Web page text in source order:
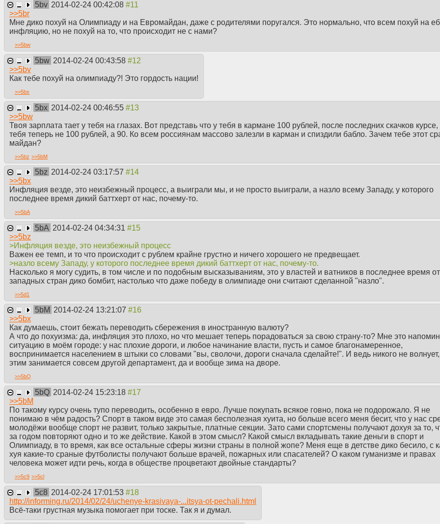
5bv 2014-02-24 00:42:08
>>5br
Мне дико похуй на Олимпиаду и на Евромайдан, даже с родителями поругался. Это нормально, что всем похуй на
инфляцию, но не похуй на то, что происходит не с нами?
>>5bw
5bw 2014-02-24 00:43:58
>>5bv
Как тебе похуй на олимпиаду?! Это гордость нации!
>>5bx
5bx 2014-02-24 00:46:55
>>5bw
Твоя зарплата тает у тебя на глазах. Вот представь что у тебя в кармане 100 рублей, после последних скачков курсе,
тебя теперь не 100 рублей, а 90. Ко всем россиянам массово залезли в карман и спиздили бабло. Зачем тебе этот
майдан?
>>5bz >>5bM
5bz 2014-02-24 03:17:57
>>5bx
Инфляция везде, это неизбежный процесс, а выиграли мы, и не просто выиграли, а назло всему Западу, у которого
последнее время дикий баттхерт от нас, почему-то.
>>5bA
5bA 2014-02-24 04:34:31
>>5bz
>Инфляция везде, это неизбежный процесс
Важен ее темп, и то что происходит с рублем крайне грустно и ничего хорошего не предвещает.
>назло всему Западу, у которого последнее время дикий баттхерт от нас, почему-то.
Насколько я могу судить, в том числе и по подобным высказываниям, это у властей и ватников в последнее время от
западных стран дико бомбит, настолько что даже победу в олимпиаде они считают сделанной "назло".
>>5d1
5bM 2014-02-24 13:21:07
>>5bx
Как думаешь, стоит бежать переводить сбережения в иностранную валюту?
А что до похуизма: да, инфляция это плохо, но что мешает теперь порадоваться за свою страну-то? Мне это
ситуацию в моём городе: у нас плохие дороги, и любое начинание власти, пусть и самое благонамеренное,
воспринимается населением в штыки со словами "вы, сволочи, дороги сначала сделайте!". И ведь никого не волнует,
этим занимается совсем другой департамент, да и вообще зима на дворе.
>>5bQ
5bQ 2014-02-24 15:23:18
>>5bM
По такому курсу очень тупо переводить, особенно в евро. Лучше покупать всякое говно, пока не подорожало. Я не
понимаю в чём радость? Спорт в таком виде это самая бесполезная хуита, но больше всего меня бесит, что у нас
молодёжи вообще спорт не развит, только закрытые, платные секции. Зато сами спортсмены получают дохуя за то,
за годом повторяют одно и то же действие. Какой в этом смысл? Какой смысл вкладывать такие деньги в спорт и
Олимпиаду, в то время, как все остальные сферы жизни страны в полной жопе? Меня еще в детстве дико бесило, с
хуя какие-то сраные футболисты получают больше врачей, пожарных или спасателей? О каком гуманизме и правах
человека может идти речь, когда в обществе процветают двойные стандарты?
>>5c9 >>5cl
5c8 2014-02-24 17:01:53
http://informing.ru/2014/02/24/uchenye-krasivaya-...itsya-ot-pechali.html
Всё-таки грустная музыка помогает при тоске. Так я и думал.